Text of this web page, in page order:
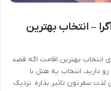
– انتخاب بهترین
انتخاب بهترین اقامت اگه قصد
دارید، انتخاب یه هتل با
سفرتون تاثیر بذاره. نزدیک